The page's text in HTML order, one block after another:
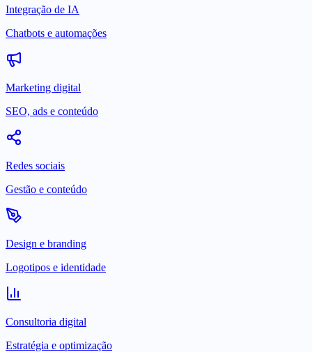
Integração de IA
Chatbots e automações
Marketing digital
SEO, ads e conteúdo
Redes sociais
Gestão e conteúdo
Design e branding
Logotipos e identidade
Consultoria digital
Estratégia e optimização